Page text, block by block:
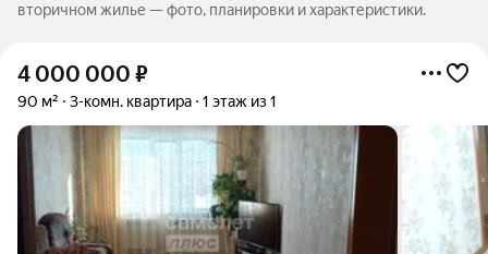
вторичном жилье — фото, планировки и характеристики.
4 000 000 ₽
90 м² 3-комн. квартира 1 этаж из 1